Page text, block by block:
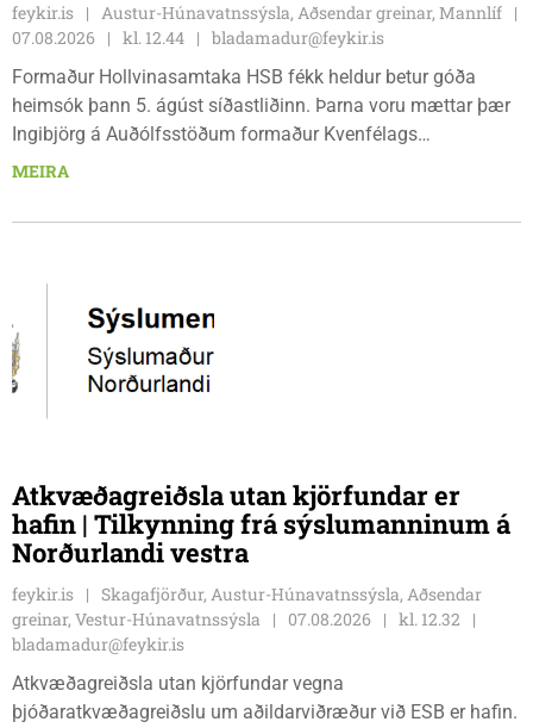
feykir.is
Austur-Húnavatnssýsla, Aðsendar greinar, Mannlíf
07.08.2026
kl. 12.44
bladamadur@feykir.is
Formaður Hollvinasamtaka HSB fékk heldur betur góða
heimsók þann 5. ágúst síðastliðinn. Þarna voru mættar þær
Ingibjörg á Auðólfsstöðum formaður Kvenfélags
Bólstaðarhlíðarhrepps og Guðrún á Auðkúlu formaður
gjafabréf að upphæð kr: 737.800 upp í kaup á
MEIRA
Atkvæðagreiðsla utan kjörfundar er
hafin | Tilkynning frá sýslumanninum á
Norðurlandi vestra
feykir.is
Skagafjörður, Austur-Húnavatnssýsla, Aðsendar
greinar, Vestur-Húnavatnssýsla
07.08.2026
kl. 12.32
bladamadur@feykir.is
Atkvæðagreiðsla utan kjörfundar vegna
þjóðaratkvæðagreiðslu um aðildarviðræður við ESB er hafin.